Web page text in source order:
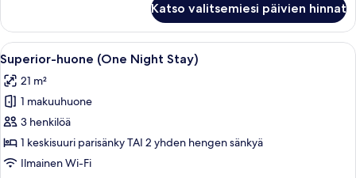
kuvat
(Max.
12
Hours
Stay)
Katso valitsemiesi päivien hinnat
Avaa
kaikki
huonetyypin
Superior-
huone
(One
Night
Hotellihuone, jossa on kaksi sänkyä,
9
Superior-huone (One Night Stay)
21 m²
1 makuuhuone
3 henkilöä
1 keskisuuri parisänky TAI 2 yhden hengen sänkyä
Ilmainen Wi-Fi